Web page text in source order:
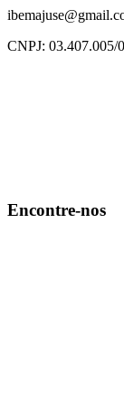
CNPJ: 03.407.005/
Encontre-nos